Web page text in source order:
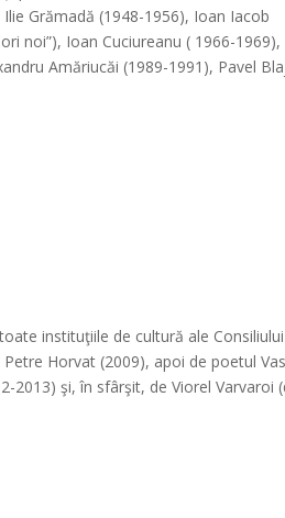
Grămadă (1948-1956), Ioan Iacob
noi”), Ioan Cuciureanu ( 1966-1969),
Amăriucăi (1989-1991), Pavel
instituţiile de cultură ale Consiliului
Horvat (2009), apoi de poetul
2013) şi, în sfârşit, de Viorel Varvaroi